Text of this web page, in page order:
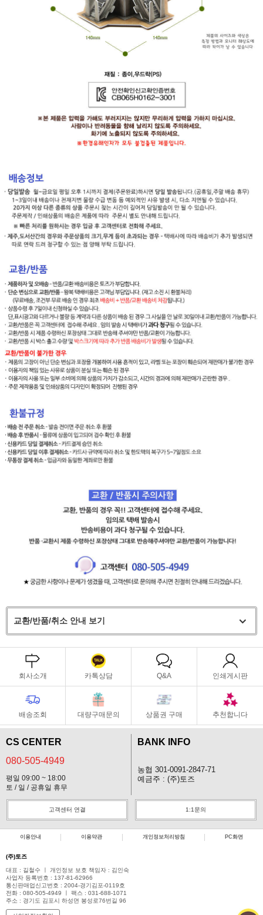
교환/반품/취소 안내 보기
회사소개 카톡상담 Q&A 인쇄게시판
배송조회 대량구매문의 상품권 구매 추천합니다
CS CENTER
080-505-4949
평일 09:00 ~ 18:00
토 / 일 / 공휴일 휴무
BANK INFO
농협 301-0091-2847-71
예금주 : (주)토즈
고객센터 연결 1:1문의
이용안내 이용약관 개인정보처리방침 PC화면
(주)토즈
대표 : 길철수 ㅣ 개인정보 보호 책임자 : 김인숙
사업자 등록번호 : 137-81-62966
통신판매업신고번호 : 2004-경기김포-0119호
전화 : 080-505-4949 ㅣ 팩스 : 031-688-1071
주소 : 경기도 김포시 하성면 봉성로76번길 96